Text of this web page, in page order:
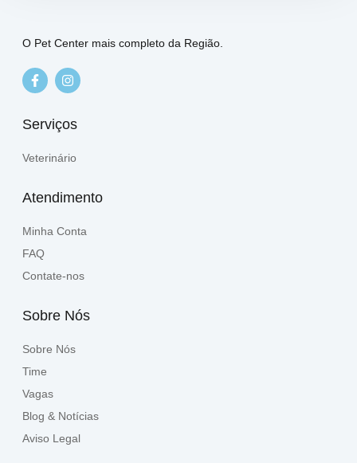
O Pet Center mais completo da Região.
Serviços
Veterinário
Atendimento
Minha Conta
FAQ
Contate-nos
Sobre Nós
Sobre Nós
Time
Vagas
Blog & Notícias
Aviso Legal